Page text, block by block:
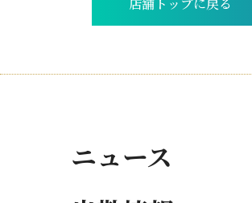
店舗トップに戻る
ニュース